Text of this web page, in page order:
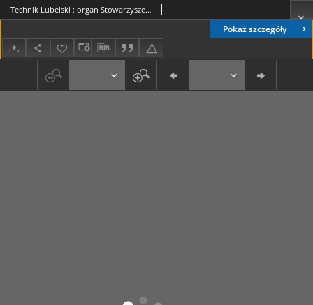
Pokaż szczegóły
Technik Lubelski : organ Stowarzyszenia Techników Woj. Lubelskiego R. 2, 1930 Nr 10